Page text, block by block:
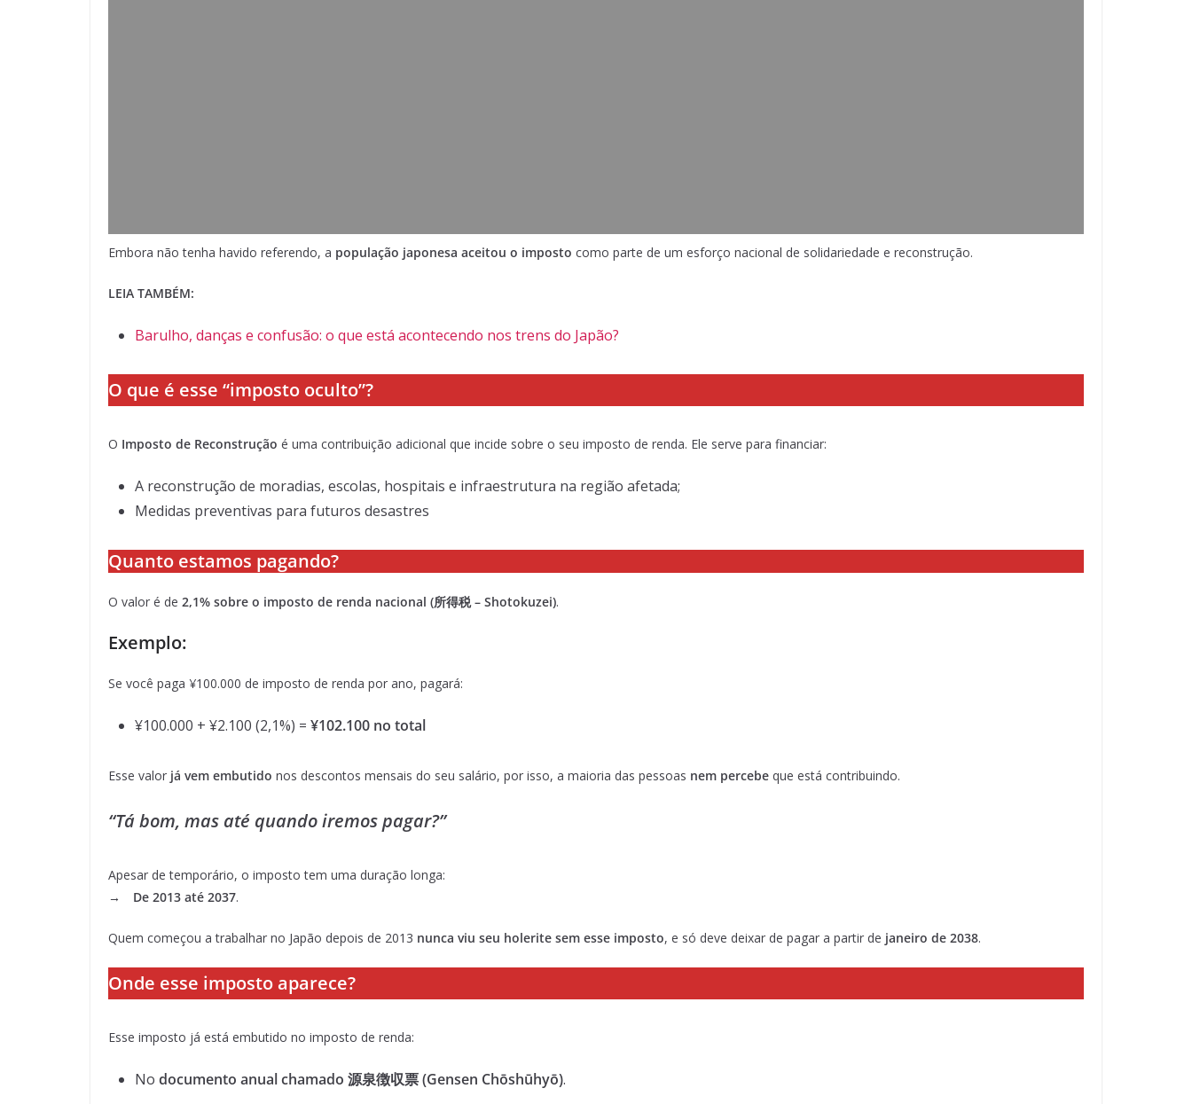
Embora não tenha havido referendo, a população japonesa aceitou o imposto como parte de um esforço nacional de solidariedade e reconstrução.
LEIA TAMBÉM:
Barulho, danças e confusão: o que está acontecendo nos trens do Japão?
O que é esse “imposto oculto”?
O Imposto de Reconstrução é uma contribuição adicional que incide sobre o seu imposto de renda. Ele serve para financiar:
A reconstrução de moradias, escolas, hospitais e infraestrutura na região afetada;
Medidas preventivas para futuros desastres
Quanto estamos pagando?
O valor é de 2,1% sobre o imposto de renda nacional (所得税 – Shotokuzei).
Exemplo:
Se você paga ¥100.000 de imposto de renda por ano, pagará:
¥100.000 + ¥2.100 (2,1%) = ¥102.100 no total
Esse valor já vem embutido nos descontos mensais do seu salário, por isso, a maioria das pessoas nem percebe que está contribuindo.
“Tá bom, mas até quando iremos pagar?”
Apesar de temporário, o imposto tem uma duração longa:
→ De 2013 até 2037.
Quem começou a trabalhar no Japão depois de 2013 nunca viu seu holerite sem esse imposto, e só deve deixar de pagar a partir de janeiro de 2038.
Onde esse imposto aparece?
Esse imposto já está embutido no imposto de renda:
No documento anual chamado 源泉徴収票 (Gensen Chōshūhyō).